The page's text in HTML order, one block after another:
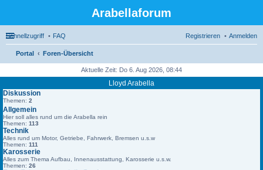
Arabellaforum
Schnellzugriff FAQ Anmelden
Registrieren
Portal
Foren-Übersicht
Aktuelle Zeit: Do 6. Aug 2026, 08:44
Lloyd Arabella
Diskussion
Themen: 2
Allgemein
Hier soll alles rund um die Arabella rein
Themen: 113
Technik
Alles rund um Motor, Getriebe, Fahrwerk, Bremsen u.s.w
Themen: 111
Karosserie
Alles zum Thema Aufbau, Innenausstattung, Karosserie u.s.w.
Themen: 26